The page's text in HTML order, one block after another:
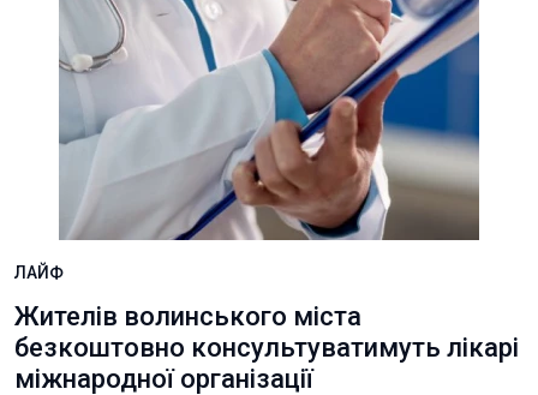
ЛАЙФ
Жителів волинського міста
безкоштовно консультуватимуть лікарі
міжнародної організації